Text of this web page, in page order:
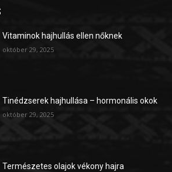
Vitaminok hajhullás ellen nőknek
október 29, 2025
Tinédzserek hajhullása – hormonális okok
október 29, 2025
Természetes olajok vékony hajra